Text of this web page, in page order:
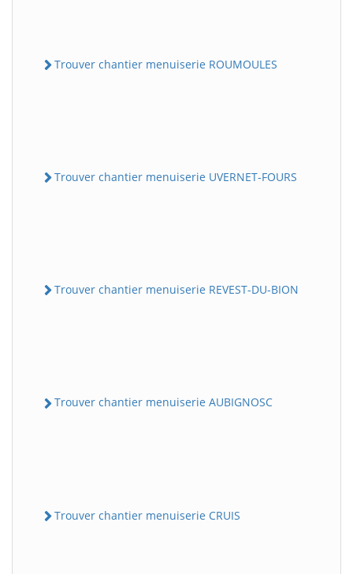
Trouver chantier menuiserie ROUMOULES
Trouver chantier menuiserie UVERNET-FOURS
Trouver chantier menuiserie REVEST-DU-BION
Trouver chantier menuiserie AUBIGNOSC
Trouver chantier menuiserie CRUIS